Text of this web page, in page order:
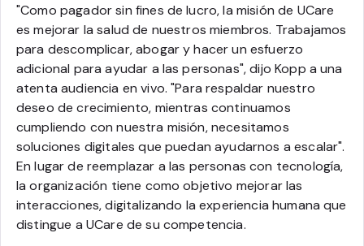
"Como pagador sin fines de lucro, la misión de UCare
es mejorar la salud de nuestros miembros. Trabajamos
para descomplicar, abogar y hacer un esfuerzo
adicional para ayudar a las personas", dijo Kopp a una
atenta audiencia en vivo. "Para respaldar nuestro
deseo de crecimiento, mientras continuamos
cumpliendo con nuestra misión, necesitamos
soluciones digitales que puedan ayudarnos a escalar".
En lugar de reemplazar a las personas con tecnología,
la organización tiene como objetivo mejorar las
interacciones, digitalizando la experiencia humana que
distingue a UCare de su competencia.